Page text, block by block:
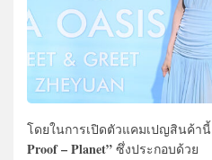
โดยในการเปิดตัวแคมเปญสินค้านี้
Proof – Planet” ซึ่งประกอบด้วย